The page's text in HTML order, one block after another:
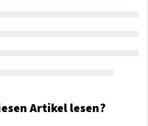
Artikel lesen?